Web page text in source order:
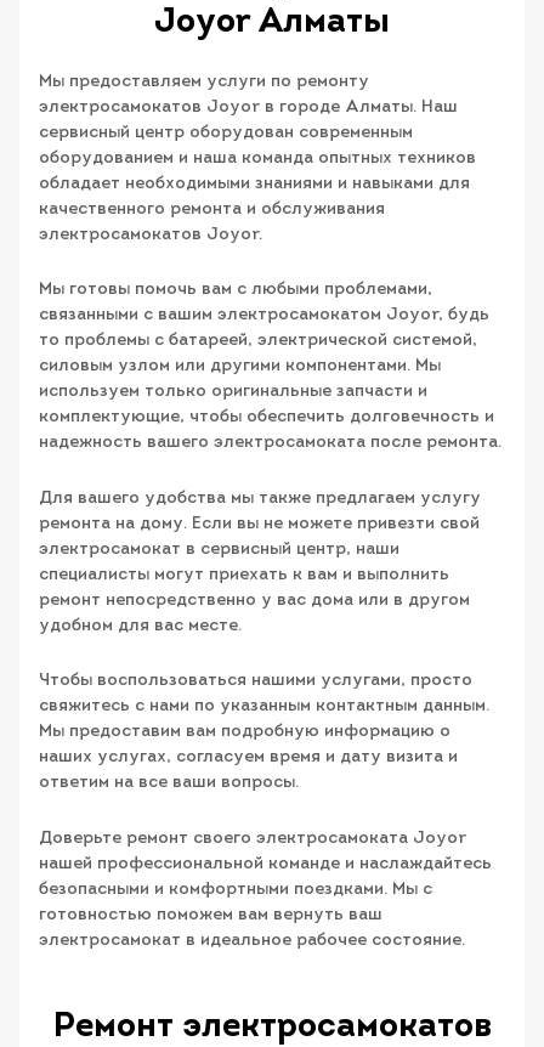
Joyor Алматы
Мы предоставляем услуги по ремонту
электросамокатов Joyor в городе Алматы. Наш
сервисный центр оборудован современным
оборудованием и наша команда опытных техников
обладает необходимыми знаниями и навыками для
качественного ремонта и обслуживания
электросамокатов Joyor.
Мы готовы помочь вам с любыми проблемами,
связанными с вашим электросамокатом Joyor, будь
то проблемы с батареей, электрической системой,
силовым узлом или другими компонентами. Мы
используем только оригинальные запчасти и
комплектующие, чтобы обеспечить долговечность и
надежность вашего электросамоката после ремонта.
Для вашего удобства мы также предлагаем услугу
ремонта на дому. Если вы не можете привезти свой
электросамокат в сервисный центр, наши
специалисты могут приехать к вам и выполнить
ремонт непосредственно у вас дома или в другом
удобном для вас месте.
Чтобы воспользоваться нашими услугами, просто
свяжитесь с нами по указанным контактным данным.
Мы предоставим вам подробную информацию о
наших услугах, согласуем время и дату визита и
ответим на все ваши вопросы.
Доверьте ремонт своего электросамоката Joyor
нашей профессиональной команде и наслаждайтесь
безопасными и комфортными поездками. Мы с
готовностью поможем вам вернуть ваш
электросамокат в идеальное рабочее состояние.
Ремонт электросамокатов